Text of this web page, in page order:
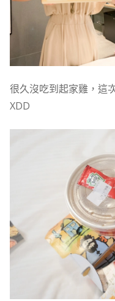
很久沒吃到起家雞，這
XDD